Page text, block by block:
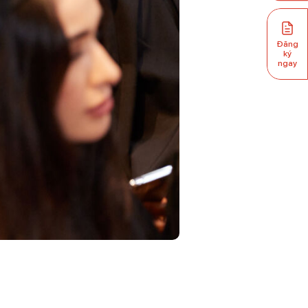
Đăng
ký
ngay